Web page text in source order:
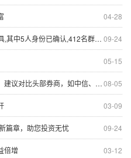
04-28
09-24
已安全转移!四川雅安暴雨山洪致30人失联,官方通报
05-15
08-05
券商，如中信、华泰、东方财富。
03-09
09-24
篇章，助您投资无忧
03-12
倍增